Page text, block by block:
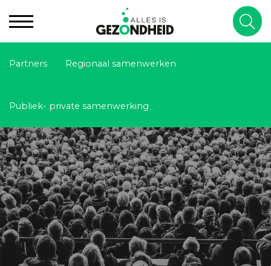
Partners Regionaal samenwerken
Publiek- private samenwerking